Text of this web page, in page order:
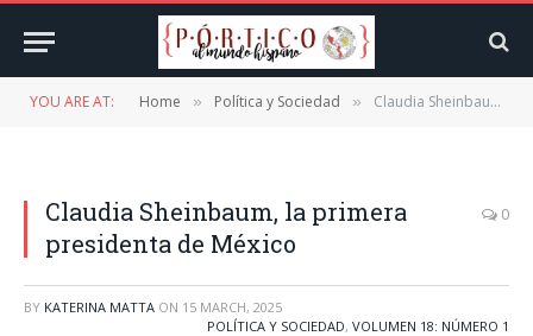
YOU ARE AT: Home » Política y Sociedad » Claudia Sheinbaum, la primera presidenta de México
Claudia Sheinbaum, la primera
presidenta de México
0
BY KATERINA MATTA ON 15 MARCH, 2025
POLÍTICA Y SOCIEDAD, VOLUMEN 18: NÚMERO 1